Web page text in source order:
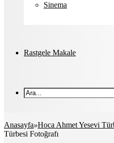
Sinema
Rastgele Makale
Anasayfa»Hoca Ahmet Yesevi
Türbesi Fotoğrafı